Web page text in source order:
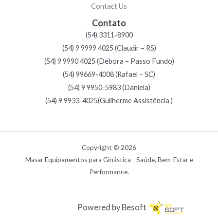
Contact Us
Contato
(54) 3311-8900
(54) 9 9999 4025 (Claudir – RS)
(54) 9 9990 4025 (Débora – Passo Fundo)
(54) 99669-4008 (Rafael – SC)
(54) 9 9950-5983 (Daniela)
(54) 9 9933-4025(Guilherme Assistência )
Copyright © 2026
Masar Equipamentos para Ginástica - Saúde, Bem-Estar e
Performance.
Powered by Besoft